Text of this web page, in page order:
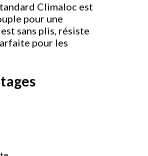
Climaloc est
pour une
sans plis, résiste
pour les